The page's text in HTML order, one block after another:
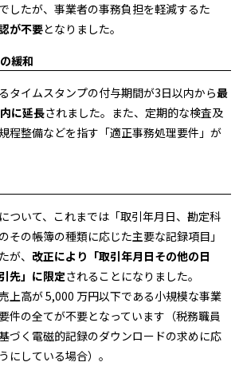
したが、事業者の事務負担を軽減するた
が不要となりました。
緩和
タイムスタンプの付与期間が3日以内から最
に延長されました。また、定期的な検査及
程整備などを指す「適正事務処理要件」が
ついて、これまでは「取引年月日、勘定科
その帳簿の種類に応じた主要な記録項目」
が、 改正により「取引年月日その他の日
先」に限定されることになりました。
上高が 5,000 万円以下である小規模な事業
件の全てが不要となっています（税務職員
づく電磁的記録のダウンロードの求めに応
にしている場合）。